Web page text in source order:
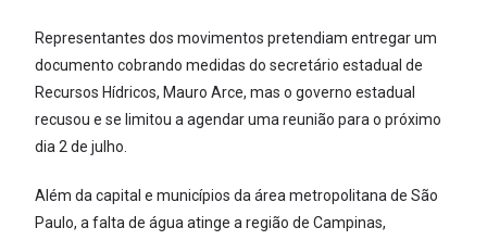
Representantes dos movimentos pretendiam entregar um
documento cobrando medidas do secretário estadual de
Recursos Hídricos, Mauro Arce, mas o governo estadual
recusou e se limitou a agendar uma reunião para o próximo
dia 2 de julho.
Além da capital e municípios da área metropolitana de São
Paulo, a falta de água atinge a região de Campinas,